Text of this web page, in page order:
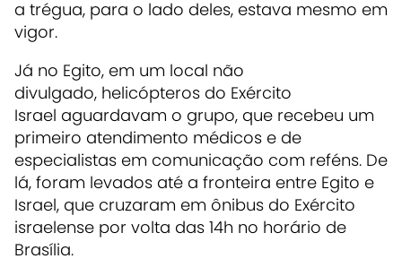
a trégua, para o lado deles, estava mesmo em
vigor.
Já no Egito, em um local não
divulgado, helicópteros do Exército
Israel aguardavam o grupo, que recebeu um
primeiro atendimento médicos e de
especialistas em comunicação com reféns. De
lá, foram levados até a fronteira entre Egito e
Israel, que cruzaram em ônibus do Exército
israelense por volta das 14h no horário de
Brasília.